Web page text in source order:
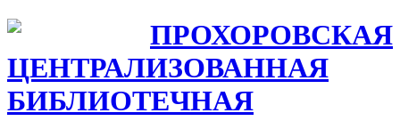
ПРОХОРОВСКАЯ
ЦЕНТРАЛИЗОВАННАЯ
БИБЛИОТЕЧНАЯ